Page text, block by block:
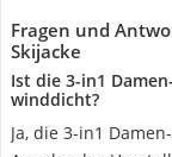
Fragen und
Skijacke
Ist die 3-in1
winddicht?
Ja, die 3-in1